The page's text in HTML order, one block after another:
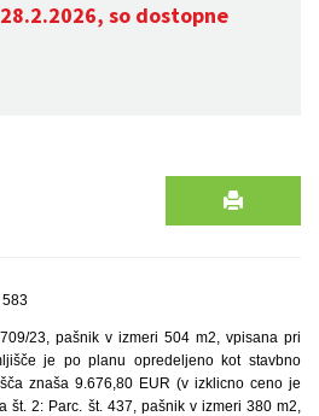
so dostopne
583
23, pašnik v izmeri 504 m2, vpisana pri
je po planu opredeljeno kot stavbno
znaša 9.676,80 EUR (v izklicno ceno je
št. 2: Parc. št. 437, pašnik v izmeri 380 m2,